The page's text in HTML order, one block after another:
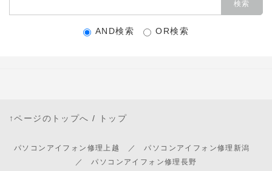
AND検索 OR検索
↑ページのトップへ / トップ
パソコンアイフォン修理上越 ／ パソコンアイフォン修理新潟
／ パソコンアイフォン修理長野